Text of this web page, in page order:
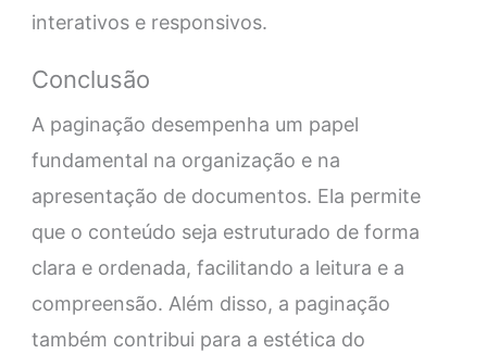
interativos e responsivos.
Conclusão
A paginação desempenha um papel
fundamental na organização e na
apresentação de documentos. Ela permite
que o conteúdo seja estruturado de forma
clara e ordenada, facilitando a leitura e a
compreensão. Além disso, a paginação
também contribui para a estética do